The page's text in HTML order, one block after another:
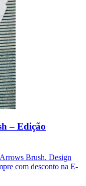
– Edição
Brush. Design
com desconto na E-